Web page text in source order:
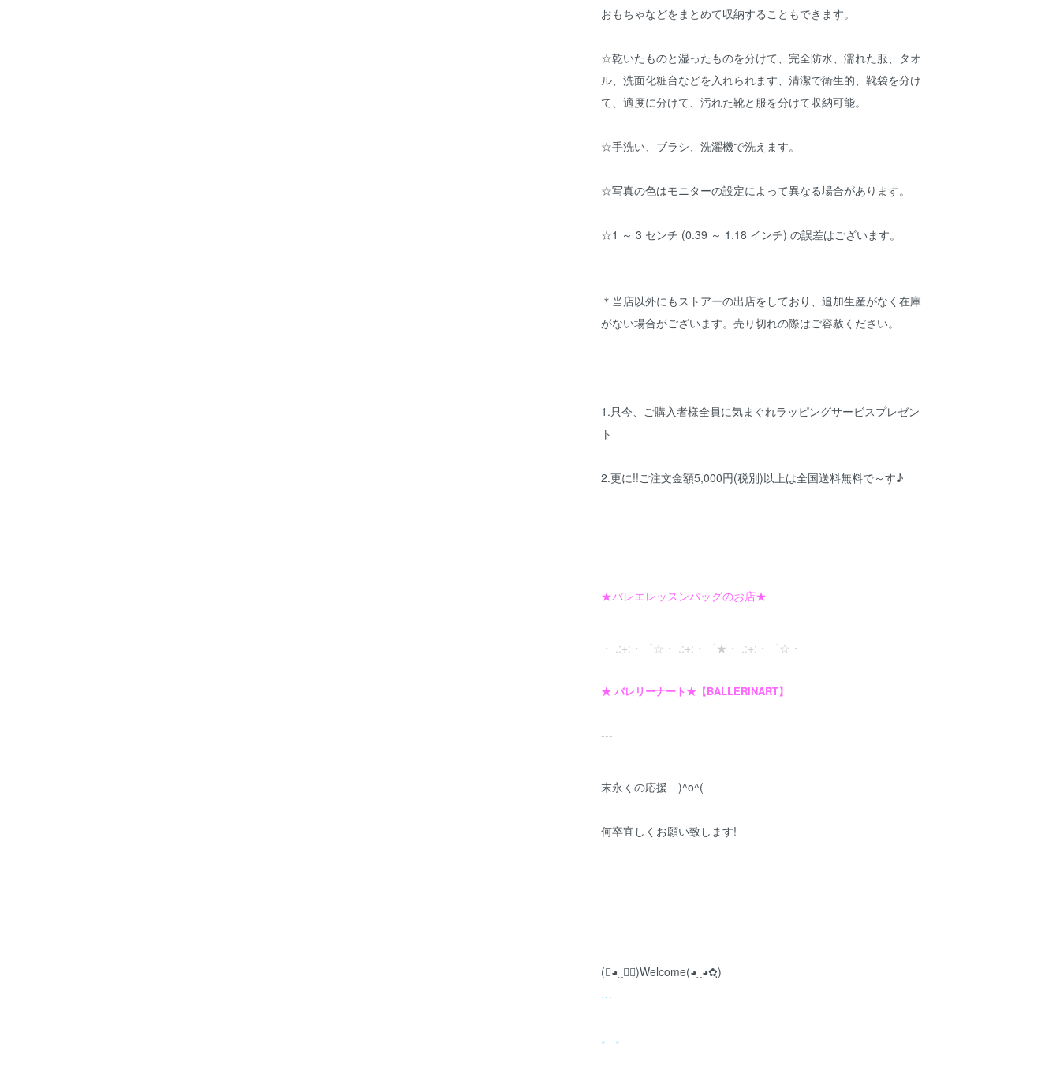
おもちゃなどをまとめて収納することもできます。
☆乾いたものと湿ったものを分けて、完全防水、濡れた服、タオ
ル、洗面化粧台などを入れられます、清潔で衛生的、靴袋を分け
て、適度に分けて、汚れた靴と服を分けて収納可能。
☆手洗い、ブラシ、洗濯機で洗えます。
☆写真の色はモニターの設定によって異なる場合があります。
☆1 ～ 3 センチ (0.39 ～ 1.18 インチ) の誤差はございます。
＊当店以外にもストアーの出店をしており、追加生産がなく在庫
がない場合がございます。売り切れの際はご容赦ください。
1.只今、ご購入者様全員に気まぐれラッピングサービスプレゼン
ト
2.更に!!ご注文金額5,000円(税別)以上は全国送料無料で～す♪
★バレエレッスンバッグのお店★
・ .:+:・゜☆・ .:+:・゜★・ .:+:・゜☆・
★ バレリーナート★【BALLERINART】
---
末永くの応援 )^o^(
何卒宜しくお願い致します!
---
(❀◕‿◕ฺ)Welcome(◕‿◕✿ฺ)
…
。 。